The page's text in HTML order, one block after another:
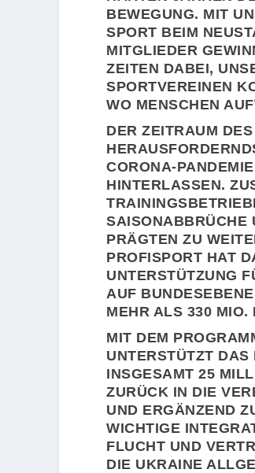
BEWEGUNG. MIT
SPORT BEIM
MITGLIEDER
ZEITEN DABEI,
SPORTVEREINEN
WO MENSCHEN
DER ZEITRAUM
CORONA-
HINTERLASSEN.
AISONABBRÜCHE
RÄGTEN ZU
ROFISPORT HAT
NTERSTÜTZUNG
UF BUNDESEBENE
EHR ALS 330 MIO.
MIT DEM
UNTERSTÜTZT
INSGESAMT 25
ZURÜCK IN DIE
UND ERGÄNZEND
WICHTIGE
FLUCHT UND
DIE UKRAINE